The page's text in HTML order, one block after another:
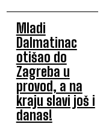
Mladi
Dalmatinac
otišao do
Zagreba u
provod, a na
kraju slavi još i
danas!